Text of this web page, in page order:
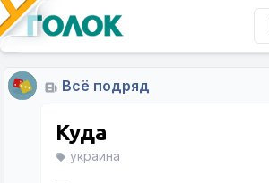
Всё подряд
Куда
украина